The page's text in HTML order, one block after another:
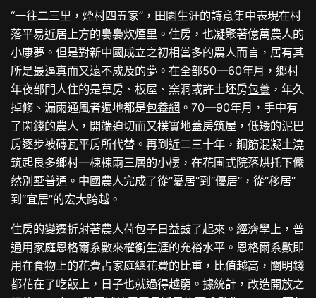
“一往二三里，煙村四五家”，田園生涯的詩意集中表現在村
落平易近居上方的裊裊炊煙里。住房，也凝聚著億萬農人的
小康夢。但是對新中國成立之初相當多的農人而言，居有其
所是最逼真而又遠不成及的夢。在全部50—60年月，鄉村
年夜部門人住的是草房、板屋、窯洞或許土坯房包養 ，年久
掉修、漏雨通風者遍地都是包養網 。70—90年月，手中有
了閑錢的農人，開端迫切而又樸實地蓋房筑屋，低矮的泥巴
房逐步被磚瓦平房所代替。再到近二三十年，鋼筋混凝土澆
筑起良多鄉村一棟棟兩三層的小樓，在花圃式院落烘托下儼
然別墅普通。中國農人完成了從“憂居”到“優居”，從“移居”
到“宜居”的宏大跨越。
住房的變遷折射著農人荷包子日益鼓了起來。經濟學上，普
通用家庭恩格爾系數來權衡生涯的充裕水平。恩格爾系數即
用在食物上的花費占家庭總花費的比重，比值越高，闡明錢
都花在了吃飯上，日子也就過得越窮。據統計，改造開放之